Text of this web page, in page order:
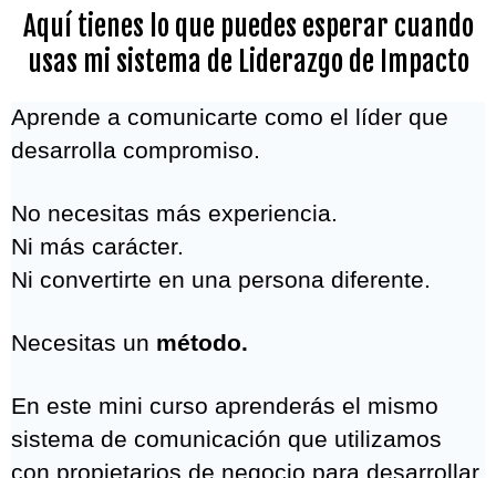
Aquí tienes lo que puedes esperar cuando
usas mi sistema de Liderazgo de Impacto
Aprende a comunicarte como el líder que
desarrolla compromiso.
No necesitas más experiencia.
Ni más carácter.
Ni convertirte en una persona diferente.
Necesitas un método.
En este mini curso aprenderás el mismo
sistema de comunicación que utilizamos
con propietarios de negocio para desarrollar